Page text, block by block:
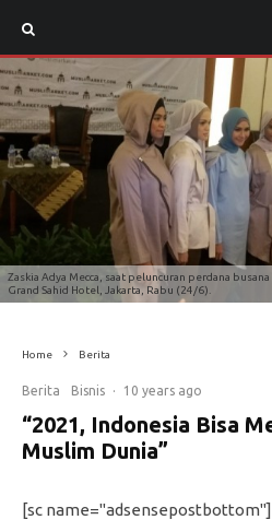
Zaskia Adya Mecca, saat peluncuran perdana
Grand Sahid Hotel, Jakarta, Rabu (24/6).
Home Berita
Berita Bisnis · 10 years ago
“2021, Indonesia Bisa
Muslim Dunia”
[sc name="adsensepostbottom"]